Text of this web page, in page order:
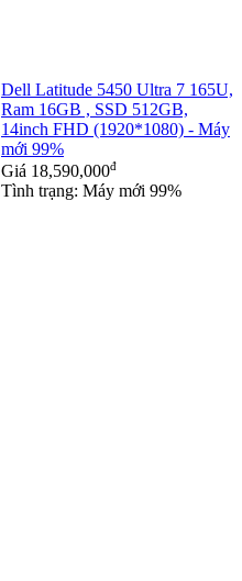
Dell Latitude 5450 Ultra 7 165U,
Ram 16GB , SSD 512GB,
14inch FHD (1920*1080) - Máy
mới 99%
Giá 18,590,000đ
Tình trạng: Máy mới 99%